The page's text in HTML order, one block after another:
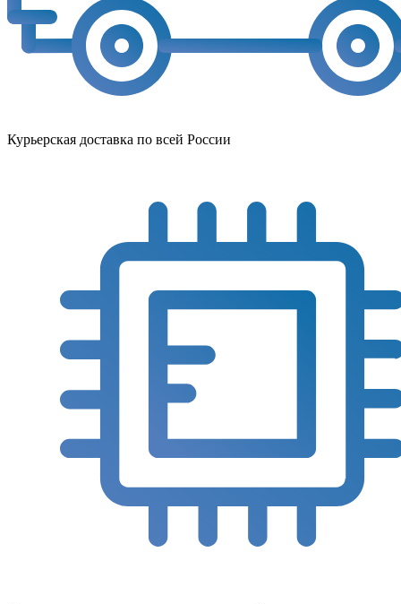
Курьерская доставка по всей России